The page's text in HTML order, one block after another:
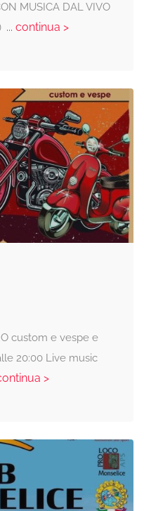
MUSICA DAL VIVO
... continua >
custom e vespe e
20:00 Live music
>